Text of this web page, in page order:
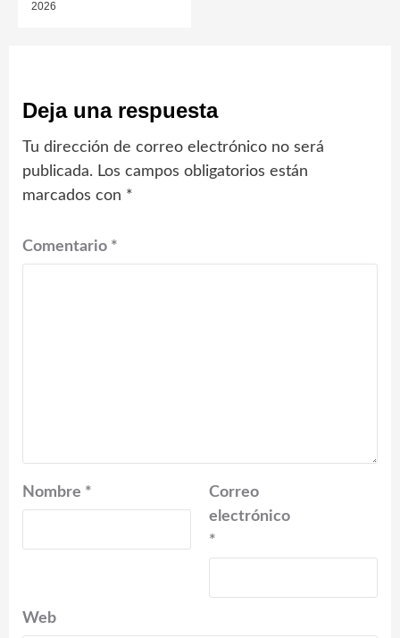
2026
Deja una respuesta
Tu dirección de correo electrónico no será
publicada. Los campos obligatorios están
marcados con *
Comentario *
Nombre *
Correo
electrónico
*
Web